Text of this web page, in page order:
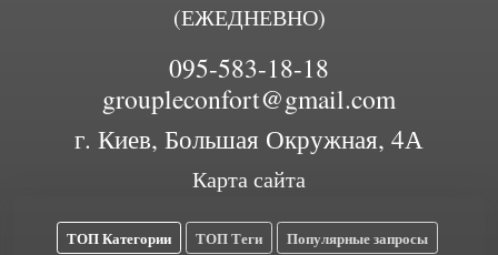
(ЕЖЕДНЕВНО)
095-583-18-18
groupleconfort@gmail.com
г. Киев, Большая Окружная, 4А
Карта сайта
ТОП Категории ТОП Теги
Популярные запросы